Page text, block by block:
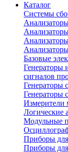
Каталог
Cистемы
Базовые
Генераторы
сигналов
Генераторы
Генераторы
Измерители
Логические
Модульные
Приборы
Приборы